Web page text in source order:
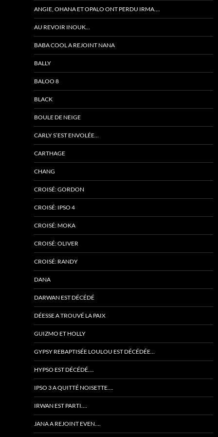
ANGIE, OHANA ET OPALO ONT PERDU IRMA….
AU REVOIR INOUK…
BABA COOL A REJOINT NANA
BALLY
BALOO 8
BLACK
BOULE DE NEIGE
CARLY S’EST ENVOLÉE…
CARTHAGE
CHANG
CROISÉ: GORDON
CROISÉ: IPSO 4
CROISÉ: MOKA
CROISÉ: OLIVER
CROISÉ: RANDY
DANA
DARWAN EST DÉCÉDÉ
DÉESSE A TROUVÉ LA PAIX
GUIZMO ET HOLLY
GYPSY REBAPTISÉE LOULOU EST DÉCÉDÉE…
HYPSO EST DÉCÉDÉ….
IPSO 3 A QUITTÉ NOISETTE….
IRWAN EST PARTI….
JANA A REJOINT EVEN….